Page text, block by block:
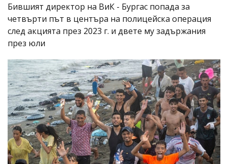
Бившият директор на ВиК - Бургас попада за
четвърти път в центъра на полицейска операция
след акцията през 2023 г. и двете му задържания
през юли